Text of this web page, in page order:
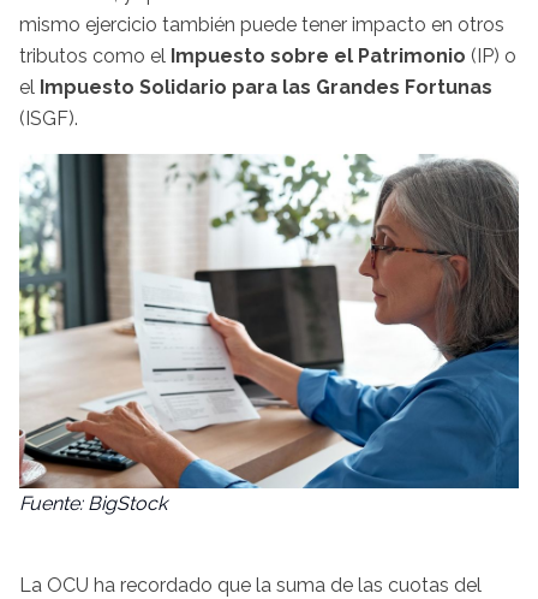
mismo ejercicio también puede tener impacto en otros
tributos como el Impuesto sobre el Patrimonio (IP) o
el Impuesto Solidario para las Grandes Fortunas
(ISGF).
Fuente: BigStock
La OCU ha recordado que la suma de las cuotas del